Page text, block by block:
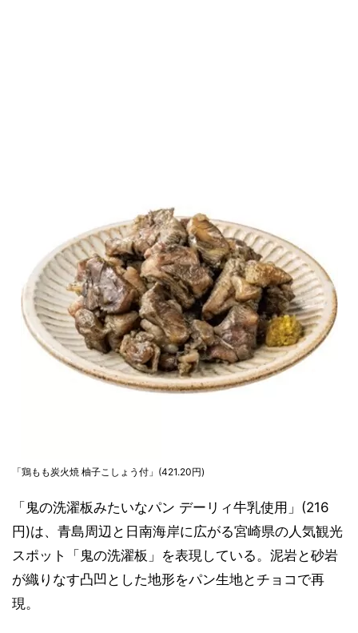
「鶏もも炭火焼 柚子こしょう付」(421.20円)
「鬼の洗濯板みたいなパン デーリィ牛乳使用」(216
円)は、青島周辺と日南海岸に広がる宮崎県の人気観光
スポット「鬼の洗濯板」を表現している。泥岩と砂岩
が織りなす凸凹とした地形をパン生地とチョコで再
現。